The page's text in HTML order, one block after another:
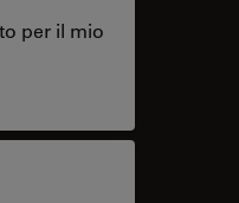
per il mio